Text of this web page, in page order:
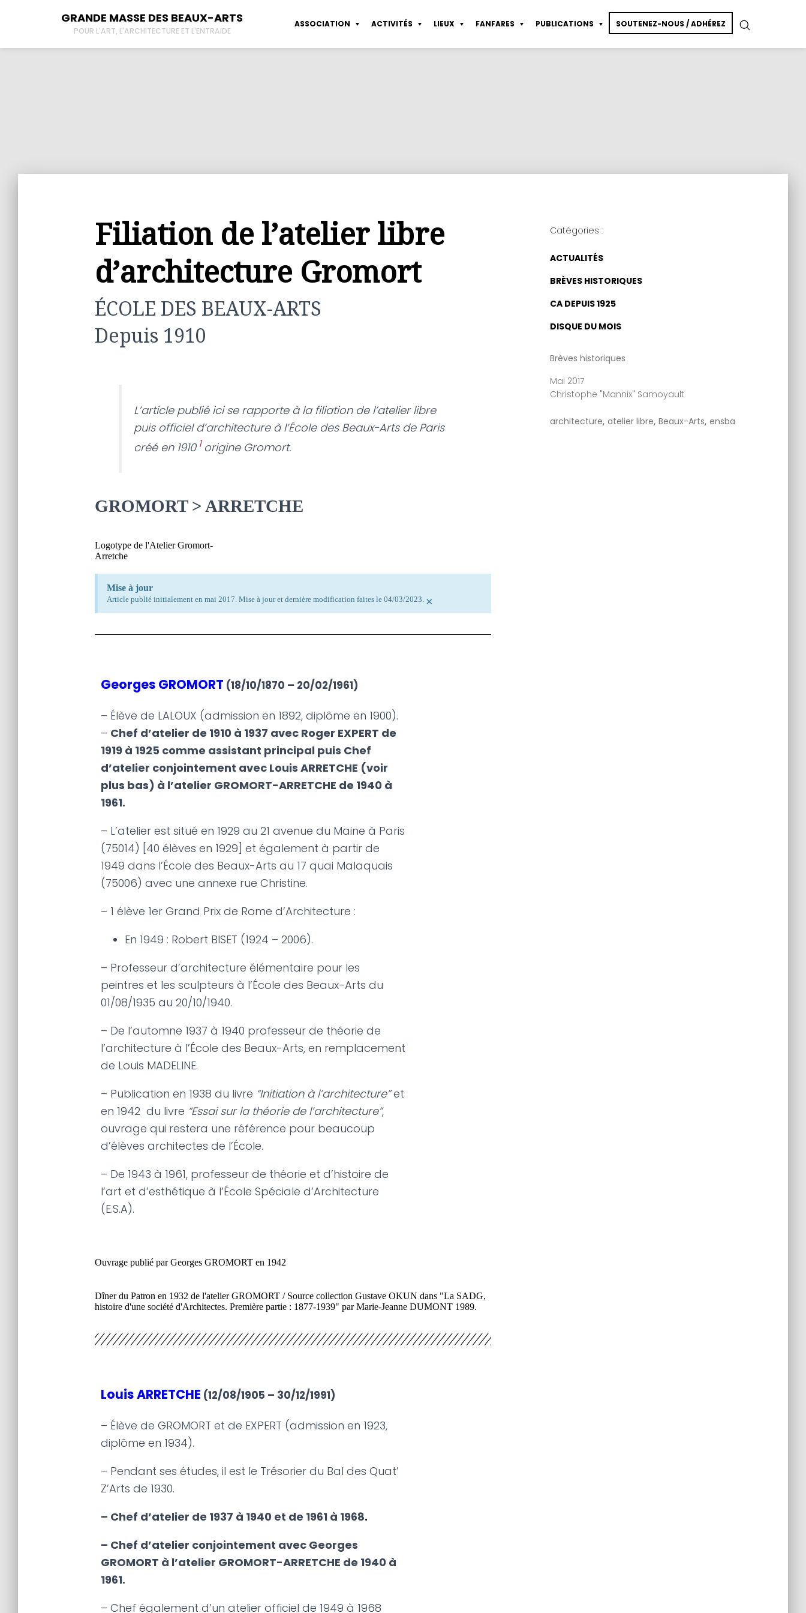
GRANDE MASSE DES BEAUX-ARTS
POUR L'ART, L'ARCHITECTURE ET L'ENTRAIDE
ASSOCIATION ACTIVITÉS LIEUX FANFARES PUBLICATIONS SOUTENEZ-NOUS / ADHÉREZ
Filiation de l’atelier libre
d’architecture Gromort
ÉCOLE DES BEAUX-ARTS
Depuis 1910
L’article publié ici se rapporte à la filiation de l’atelier libre
puis officiel d’architecture à l’École des Beaux-Arts de Paris
créé en 1910 1 origine Gromort.
GROMORT > ARRETCHE
Logotype de l'Atelier Gromort-
Arretche
Mise à jour
Article publié initialement en mai 2017. Mise à jour et dernière modification faites le 04/03/2023. ×
Georges GROMORT (18/10/1870 – 20/02/1961)
– Élève de LALOUX (admission en 1892, diplôme en 1900).
– Chef d’atelier de 1910 à 1937 avec Roger EXPERT de
1919 à 1925 comme assistant principal puis Chef
d’atelier conjointement avec Louis ARRETCHE (voir
plus bas) à l’atelier GROMORT-ARRETCHE de 1940 à
1961.
– L’atelier est situé en 1929 au 21 avenue du Maine à Paris
(75014) [40 élèves en 1929] et également à partir de
1949 dans l’École des Beaux-Arts au 17 quai Malaquais
(75006) avec une annexe rue Christine.
– 1 élève 1er Grand Prix de Rome d’Architecture :
En 1949 : Robert BISET (1924 – 2006).
– Professeur d’architecture élémentaire pour les
peintres et les sculpteurs à l’École des Beaux-Arts du
01/08/1935 au 20/10/1940.
– De l’automne 1937 à 1940 professeur de théorie de
l’architecture à l’École des Beaux-Arts, en remplacement
de Louis MADELINE.
– Publication en 1938 du livre “Initiation à l’architecture”et
en 1942 du livre “Essai sur la théorie de l’architecture”,
ouvrage qui restera une référence pour beaucoup
d’élèves architectes de l’École.
– De 1943 à 1961, professeur de théorie et d’histoire de
l’art et d’esthétique à l’École Spéciale d’Architecture
(E.S.A).
Ouvrage publié par Georges GROMORT en 1942
Dîner du Patron en 1932 de l'atelier GROMORT / Source collection Gustave OKUN dans "La SADG,
histoire d'une société d'Architectes. Première partie : 1877-1939" par Marie-Jeanne DUMONT 1989.
Louis ARRETCHE (12/08/1905 – 30/12/1991)
– Élève de GROMORT et de EXPERT (admission en 1923,
diplôme en 1934).
– Pendant ses études, il est le Trésorier du Bal des Quat’
Z’Arts de 1930.
– Chef d’atelier de 1937 à 1940 et de 1961 à 1968.
– Chef d’atelier conjointement avec Georges
GROMORT à l’atelier GROMORT-ARRETCHE de 1940 à
1961.
– Chef également d’un atelier officiel de 1949 à 1968
Catégories :
ACTUALITÉS
BRÈVES HISTORIQUES
CA DEPUIS 1925
DISQUE DU MOIS
Brèves historiques
Mai 2017
Christophe "Mannix" Samoyault
architecture, atelier libre, Beaux-Arts, ensba